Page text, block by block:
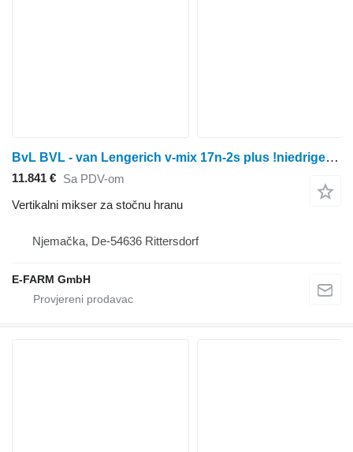
BvL BVL - van Lengerich v-mix 17n-2s plus !niedrige bauweise, reduzi
11.841 € Sa PDV-om
Vertikalni mikser za stočnu hranu
Njemačka, De-54636 Rittersdorf
E-FARM GmbH